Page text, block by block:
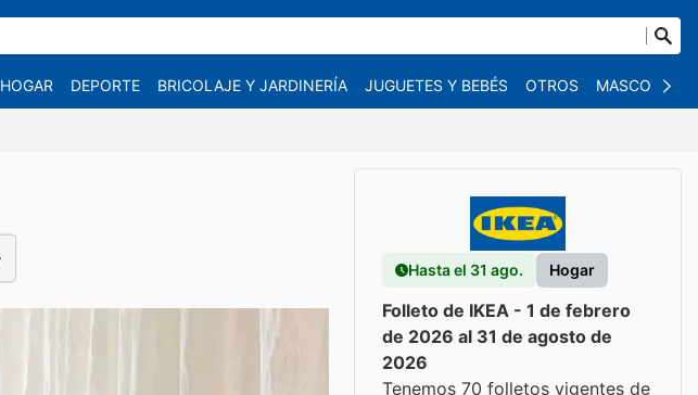
HOGAR DEPORTE BRICOLAJE Y JARDINERÍA JUGUETES Y BEBÉS OTROS MASCOTAS
Hasta el 31 ago. Hogar
Folleto de IKEA - 1 de febrero
de 2026 al 31 de agosto de
2026
Tenemos 70 folletos vigentes de